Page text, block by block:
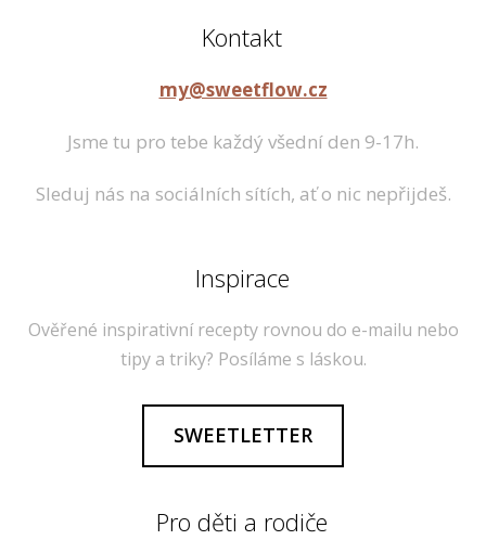
Kontakt
my@sweetflow.cz
Jsme tu pro tebe každý všední den 9-17h.
Sleduj nás na sociálních sítích, ať o nic nepřijdeš.
Inspirace
Ověřené inspirativní recepty rovnou do e-mailu nebo
tipy a triky? Posíláme s láskou.
SWEETLETTER
Pro děti a rodiče